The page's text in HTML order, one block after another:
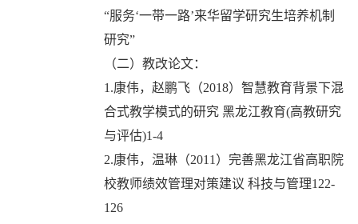
“服务‘一带一路’来华留学研究生培养机制
研究”
（二）教改论文：
1.康伟，赵鹏飞（2018）智慧教育背景下混
合式教学模式的研究 黑龙江教育(高教研究
与评估)1-4
2.康伟，温琳（2011）完善黑龙江省高职院
校教师绩效管理对策建议 科技与管理122-
126